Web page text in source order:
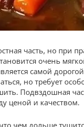
часть, но при
очень
самой
но требует
Подвздошная
ценой и качеством.
чем дольше